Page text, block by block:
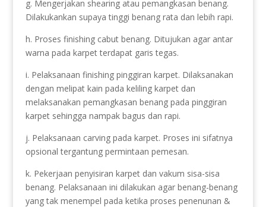
g. Mengerjakan shearing atau pemangkasan benang.
Dilakukankan supaya tinggi benang rata dan lebih rapi.
h. Proses finishing cabut benang. Ditujukan agar antar
warna pada karpet terdapat garis tegas.
i. Pelaksanaan finishing pinggiran karpet. Dilaksanakan
dengan melipat kain pada keliling karpet dan
melaksanakan pemangkasan benang pada pinggiran
karpet sehingga nampak bagus dan rapi.
j. Pelaksanaan carving pada karpet. Proses ini sifatnya
opsional tergantung permintaan pemesan.
k. Pekerjaan penyisiran karpet dan vakum sisa-sisa
benang. Pelaksanaan ini dilakukan agar benang-benang
yang tak menempel pada ketika proses penenunan &